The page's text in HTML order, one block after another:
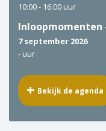
10:00 - 16:00 uur
Inloopmomenten
7 september 2026
- uur
Bekijk de agenda